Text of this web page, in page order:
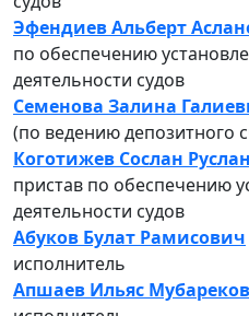
Эфендиев Альберт
по обеспечению
деятельности судов
Семенова Залина
(по ведению депозитного
Коготижев Сослан
пристав по обеспечению
деятельности судов
Абуков Булат Рамисович
исполнитель
Апшаев Ильяс